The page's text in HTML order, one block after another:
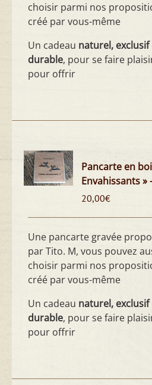
choisir parmi nos
créé par vous-même
Un cadeau naturel, exclusif
durable, pour se faire
pour offrir
Pancarte en
Envahissants »
20,00€
Une pancarte gravée
par Tito. M, vous pouvez
choisir parmi nos
créé par vous-même
Un cadeau naturel, exclusif
durable, pour se faire
pour offrir